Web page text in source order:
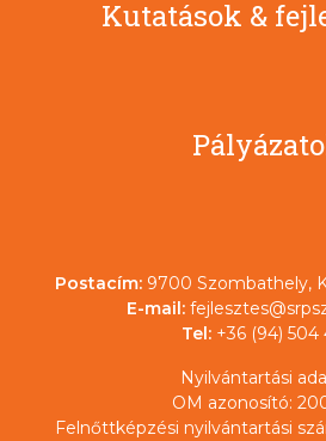
Kutatások &
Postacím: 9700 Szombathely,
E-mail:
Tel: +36 (94) 504
Nyilvántartási
OM azonosító:
Felnőttképzési nyilvántartási